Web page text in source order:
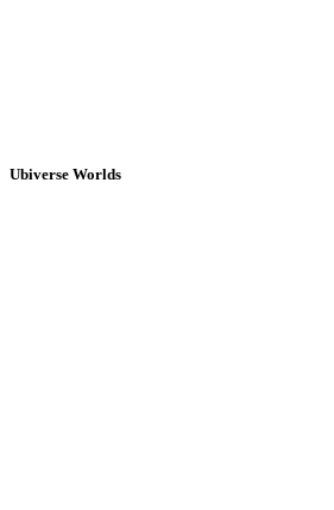
Ubiverse Worlds